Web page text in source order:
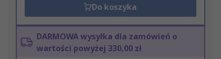
Do koszyka
DARMOWA wysyłka dla zamówień o
wartości powyżej 330,00 zł